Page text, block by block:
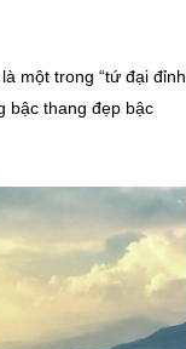
một trong “tứ đại đỉnh
bậc thang đẹp bậc